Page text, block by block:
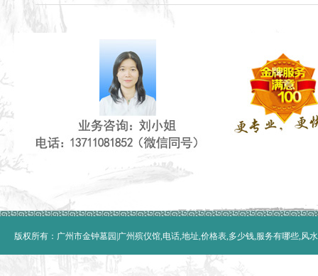
版权所有：广州市金钟墓园|广州殡仪馆,电话,地址,价格表,多少钱,服务有哪些,